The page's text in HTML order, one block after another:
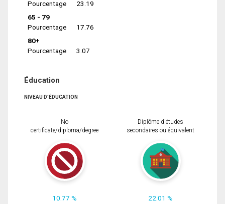
Pourcentage
23.19
65 - 79
Pourcentage
17.76
80+
Pourcentage
3.07
Éducation
NIVEAU D'ÉDUCATION
No
certificate/diploma/degree
10.77 %
Diplôme d'études
secondaires ou équivalent
22.01 %